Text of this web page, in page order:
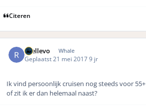
Citeren
rhellevo Whale
Geplaatst21 mei 20179 jr
Ik vind persoonlijk cruisen nog steeds voor 55+
of zit ik er dan helemaal naast?